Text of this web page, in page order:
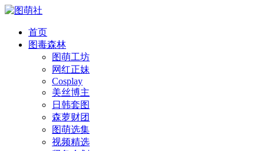
首页
图毒森林
图萌工坊
网红正妹
Cosplay
美丝博主
日韩套图
森萝财团
图萌选集
视频精选